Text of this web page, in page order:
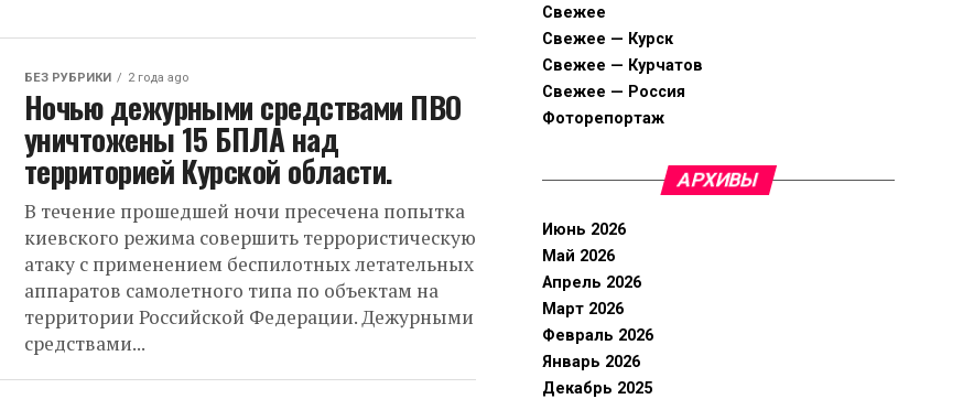
БЕЗ РУБРИКИ 2 года ago
Ночью дежурными средствами ПВО
уничтожены 15 БПЛА над
территорией Курской области.
В течение прошедшей ночи пресечена попытка
киевского режима совершить террористическую
атаку с применением беспилотных летательных
аппаратов самолетного типа по объектам на
территории Российской Федерации. Дежурными
средствами...
Свежее
Свежее — Курск
Свежее — Курчатов
Свежее — Россия
Фоторепортаж
АРХИВЫ
Июнь 2026
Май 2026
Апрель 2026
Март 2026
Февраль 2026
Январь 2026
Декабрь 2025